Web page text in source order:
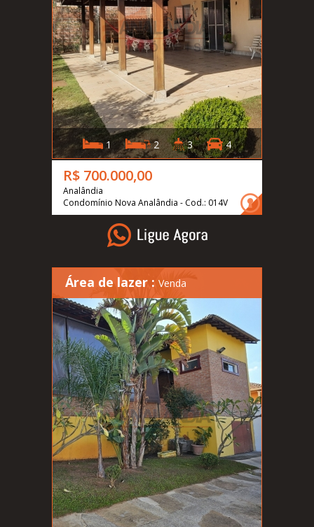
1 2 3 4
R$ 700.000,00
Analândia
Condomínio Nova Analândia - Cod.: 014V
Área de lazer : Venda